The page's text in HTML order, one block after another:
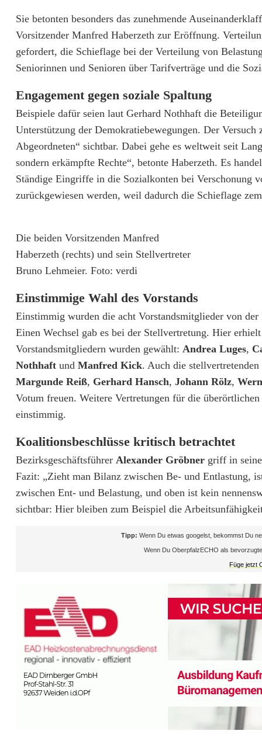
d
i
-
e
n
i
o
r
n
O
e
r
p
f
a
l
z
w
ä
h
u
Sie betonten besonders das zunehmende
Vorsitzender Manfred Haberzeth zur Eröffnung.
gefordert, die Schieflage bei der Verteilung von
Seniorinnen und Senioren über Tarifverträge und die
Engagement gegen soziale Spaltung
Beispiele dafür seien laut Gerhard Nothhaft die
Unterstützung der Demokratiebewegungen. Der
Abgeordneten“ sichtbar. Dabei gehe es weltweit seit
sondern erkämpfte Rechte“, betonte Haberzeth. Es
Ständige Eingriffe in die Sozialkonten bei Verschonung
zurückgewiesen werden, weil dadurch die Schieflage
Die beiden Vorsitzenden Manfred
Haberzeth (rechts) und sein Stellvertreter
Bruno Lehmeier. Foto: verdi
Einstimmige Wahl des Vorstands
Einstimmig wurden die acht Vorstandsmitglieder von
Einen Wechsel gab es bei der Stellvertretung. Hier
Vorstandsmitgliedern wurden gewählt: Andrea Luges,
Nothhaft und Manfred Kick. Auch die
Margunde Reiß, Gerhard Hansch, Johann Rölz,
Votum freuen. Weitere Vertretungen für die
einstimmig.
Koalitionsbeschlüsse kritisch betrachtet
Bezirksgeschäftsführer Alexander Gröbner griff in
Fazit: „Zieht man Bilanz zwischen Be- und Entlastung,
zwischen Ent- und Belastung, und oben ist kein
sichtbar: Hier bleiben zum Beispiel die
Tipp: Wenn Du etwas googelst, bekommst Du
Wenn Du OberpfalzECHO als
Füge jetzt